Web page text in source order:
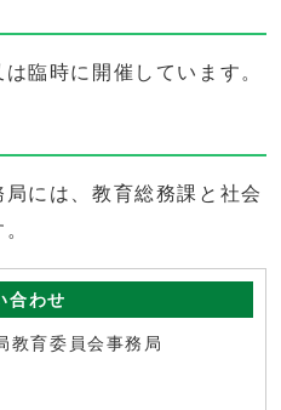
臨時に開催しています。
には、教育総務課と社会
合わせ
教育委員会事務局